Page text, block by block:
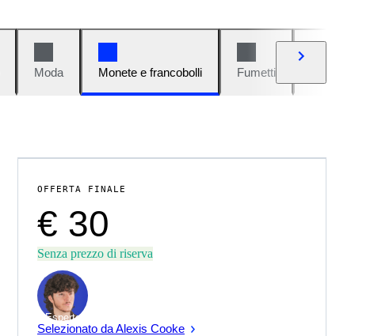
Moda Monete e francobolli Fumetti
OFFERTA FINALE
€ 30
Senza prezzo di riserva
Esperto
Selezionato da Alexis Cooke